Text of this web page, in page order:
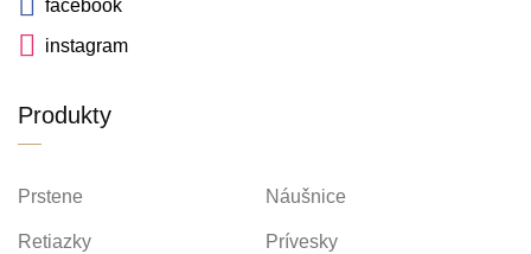
facebook
instagram
Produkty
Prstene Náušnice
Retiazky Prívesky